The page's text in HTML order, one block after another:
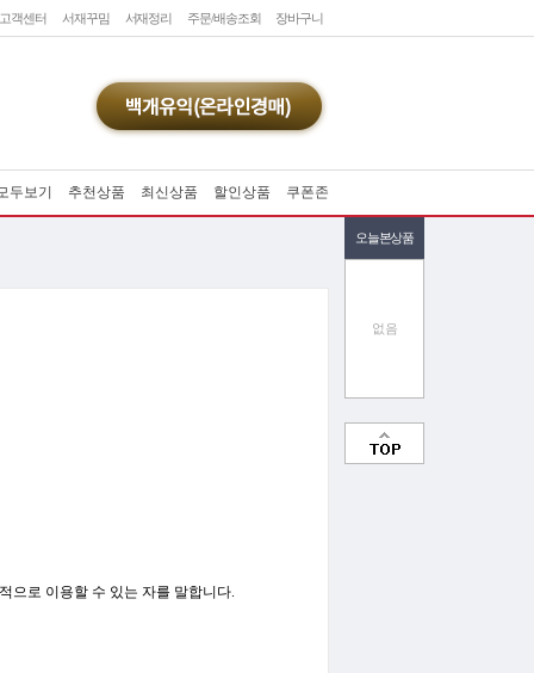
고객센터 서재꾸밈 서재정리 주문/배송조회 장바구니
두보기 추천상품 최신상품 할인상품 쿠폰존
오늘본상품
없음
으로 이용할 수 있는 자를 말합니다.